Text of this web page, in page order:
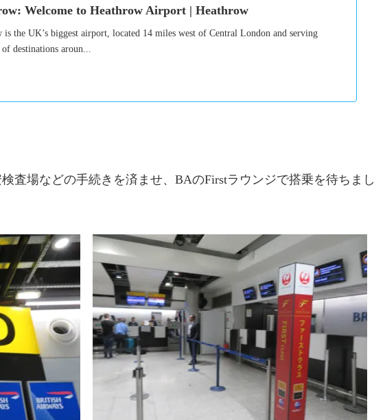
Welcome to Heathrow Airport | Heathrow
is the UK’s biggest airport, located 14 miles west of Central London and serving
destinations aroun...
査場などの手続きを済ませ、BAのFirstラウンジで搭乗を待ちまし